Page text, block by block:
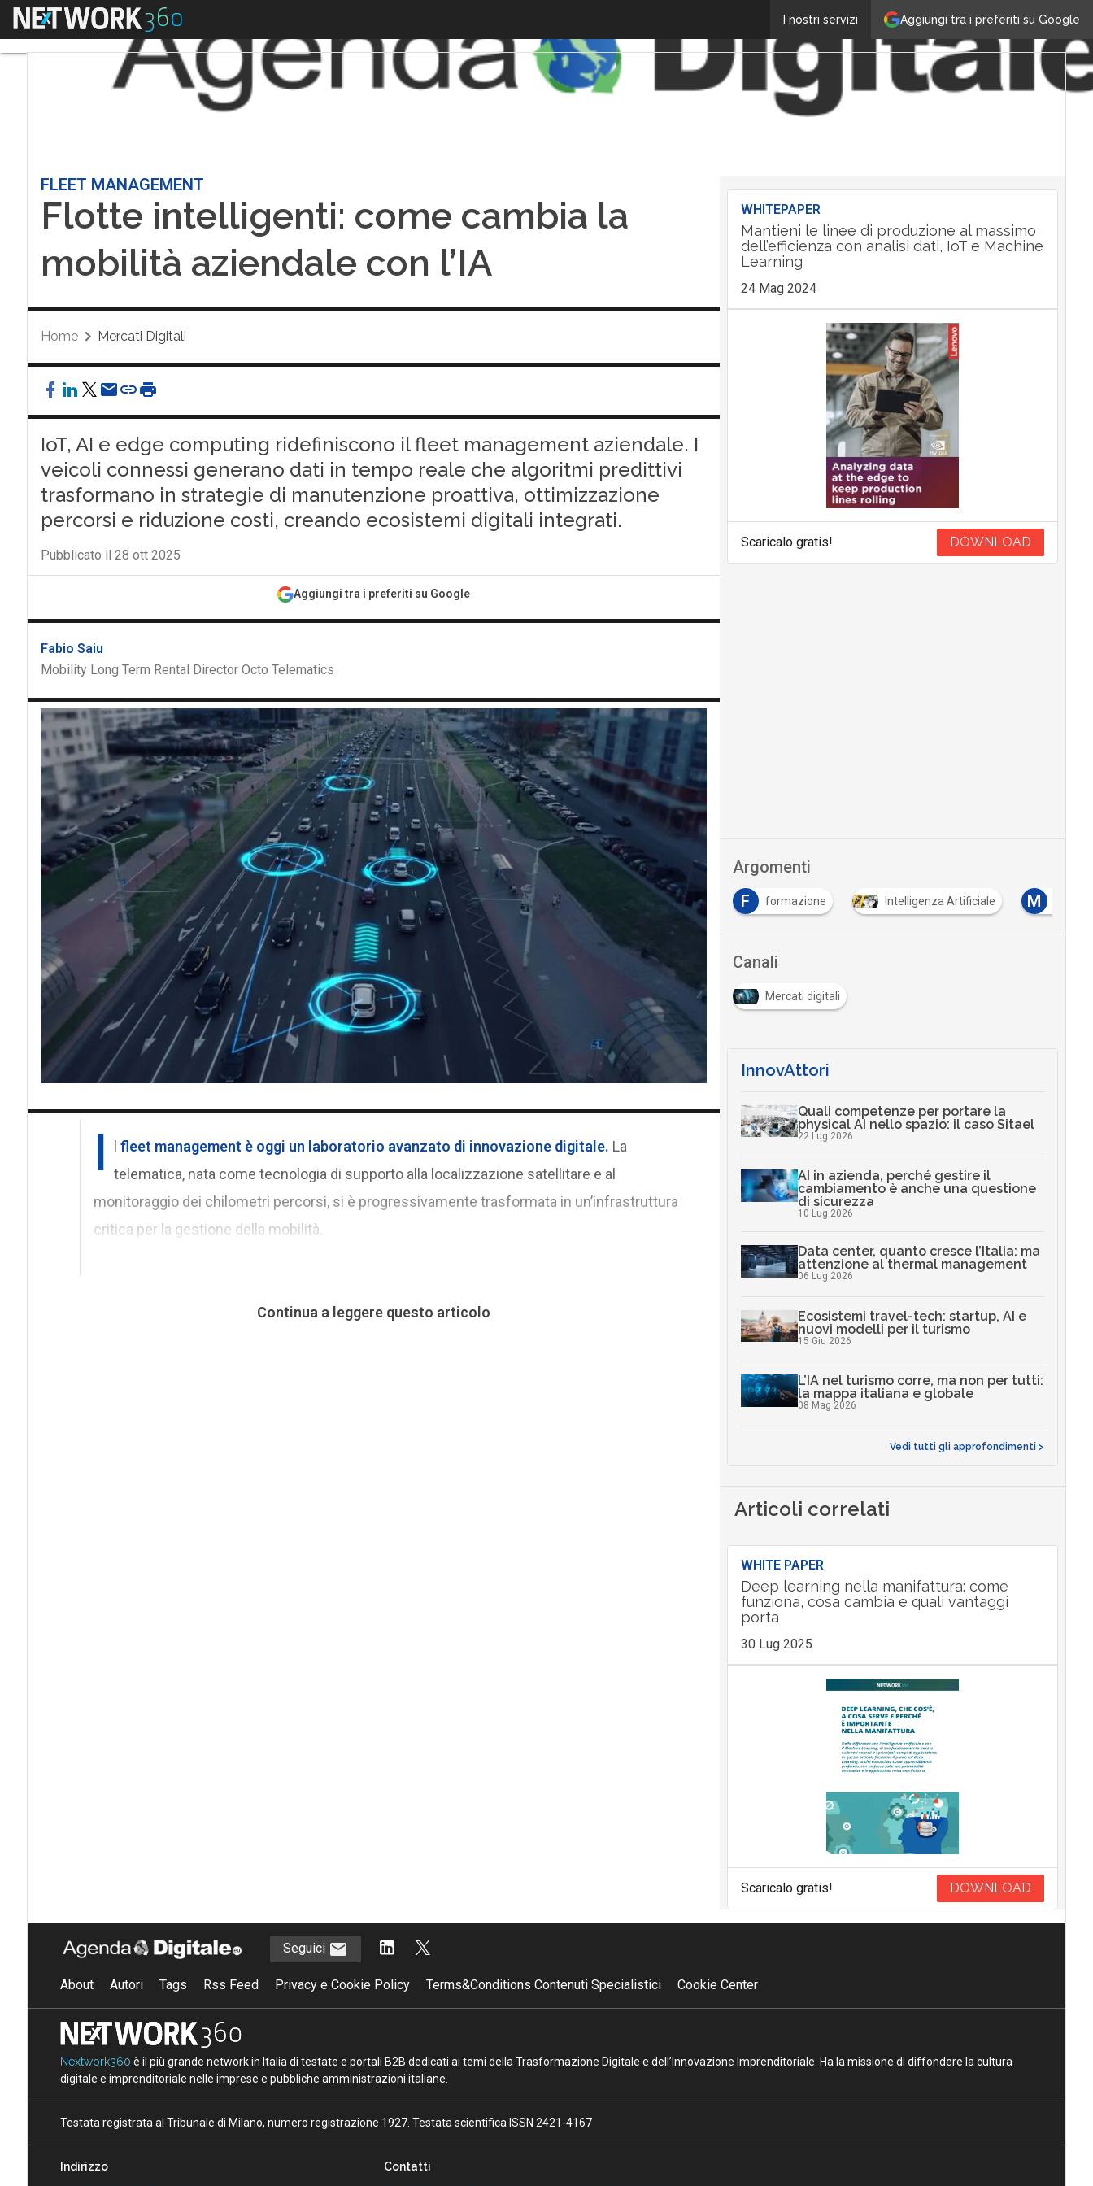
Aggiungi tra i preferiti su Google
I nostri servizi
Menu
FLEET MANAGEMENT
Flotte intelligenti: come cambia la
mobilità aziendale con l’IA
Home Mercati Digitali
IoT, AI e edge computing ridefiniscono il fleet management aziendale. I
veicoli connessi generano dati in tempo reale che algoritmi predittivi
trasformano in strategie di manutenzione proattiva, ottimizzazione
percorsi e riduzione costi, creando ecosistemi digitali integrati.
Pubblicato il 28 ott 2025
Aggiungi tra i preferiti su Google
Fabio Saiu
Mobility Long Term Rental Director Octo Telematics
I l fleet management è oggi un laboratorio avanzato di innovazione digitale. La
telematica, nata come tecnologia di supporto alla localizzazione satellitare e al
monitoraggio dei chilometri percorsi, si è progressivamente trasformata in un’infrastruttura
critica per la gestione della mobilità.
Continua a leggere questo articolo
WHITEPAPER
Mantieni le linee di produzione al massimo
dell’efficienza con analisi dati, IoT e Machine
Learning
24 Mag 2024
Scaricalo gratis! DOWNLOAD
Argomenti
cloud F formazione Intelligenza Artificiale M
Canali
Mercati digitali
InnovAttori
Quali competenze per portare la
physical AI nello spazio: il caso Sitael
22 Lug 2026
AI in azienda, perché gestire il
cambiamento è anche una questione
di sicurezza
10 Lug 2026
Data center, quanto cresce l’Italia: ma
attenzione al thermal management
06 Lug 2026
Ecosistemi travel-tech: startup, AI e
nuovi modelli per il turismo
15 Giu 2026
L’IA nel turismo corre, ma non per tutti:
la mappa italiana e globale
08 Mag 2026
Vedi tutti gli approfondimenti >
Articoli correlati
WHITE PAPER
Deep learning nella manifattura: come
funziona, cosa cambia e quali vantaggi
porta
30 Lug 2025
Scaricalo gratis! DOWNLOAD
Seguici
About Autori Tags Rss Feed Privacy e Cookie Policy Terms&Conditions Contenuti Specialistici Cookie Center
Nextwork360 è il più grande network in Italia di testate e portali B2B dedicati ai temi della Trasformazione Digitale e dell’Innovazione Imprenditoriale. Ha la missione di diffondere la cultura
digitale e imprenditoriale nelle imprese e pubbliche amministrazioni italiane.
Testata registrata al Tribunale di Milano, numero registrazione 1927. Testata scientifica ISSN 2421-4167
Indirizzo Contatti